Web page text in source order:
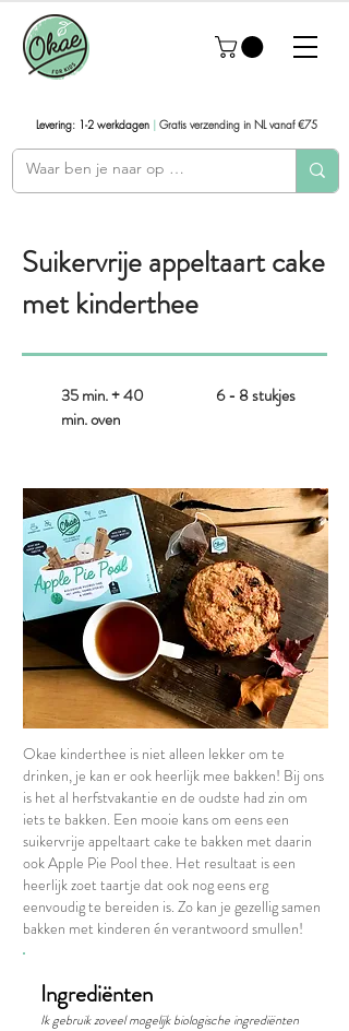
Levering: 1-2 werkdagen | Gratis verzending in NL vanaf €75
Suikervrije appeltaart cake
met kinderthee
35 min. + 40
min. oven
6 - 8 stukjes
Okae kinderthee is niet alleen lekker om te
drinken, je kan er ook heerlijk mee bakken! Bij ons
is het al herfstvakantie en de oudste had zin om
iets te bakken. Een mooie kans om eens een
suikervrije appeltaart cake te bakken met daarin
ook Apple Pie Pool thee. Het resultaat is een
heerlijk zoet taartje dat ook nog eens erg
eenvoudig te bereiden is. Zo kan je gezellig samen
bakken met kinderen én verantwoord smullen!
Ingrediënten
Ik gebruik zoveel mogelijk biologische ingrediënten